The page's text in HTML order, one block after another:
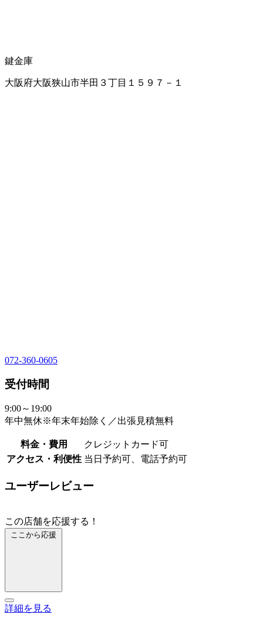
鍵金庫
大阪府大阪狭山市半田３丁目１５９７－１
072-360-0605
受付時間
9:00～19:00
年中無休※年末年始除く／出張見積無料
料金・費用
クレジットカード可
アクセス・利便性 当日予約可、電話予約可
ユーザーレビュー
この店舗を応援する！
ここから応援
詳細を見る